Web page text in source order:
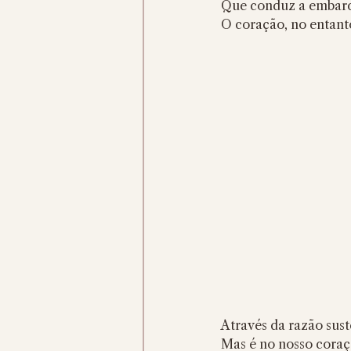
Que conduz a
O coração, no
Através da razão
Mas é no nosso